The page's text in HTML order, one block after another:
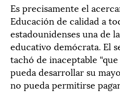
Es precisamente el
Educación de calidad a
estadounidenses una de
educativo demócrata. El
tachó de inaceptable
pueda desarrollar su
no pueda permitirse